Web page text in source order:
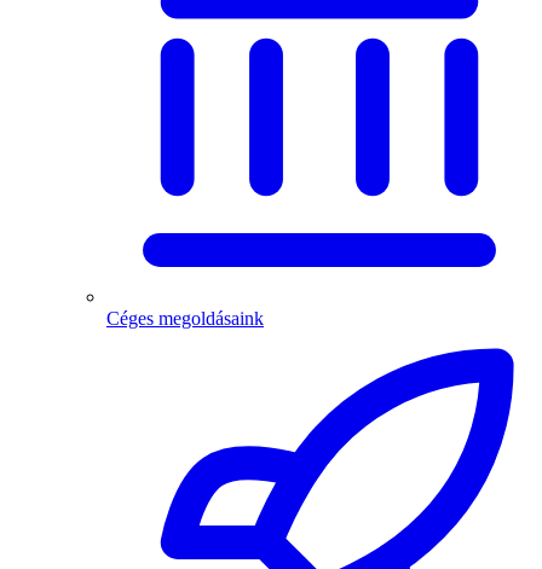
Céges megoldásaink